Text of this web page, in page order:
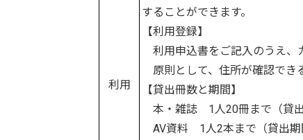
利用
することができます。
【利用登録】
利用申込書をご記入のうえ、
原則として、住所が確認でき
【貸出冊数と期間】
本・雑誌 1人20冊まで（貸出
AV資料 1人2本まで（貸出期